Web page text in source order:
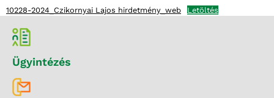
10228-2024_Czikornyai Lajos hirdetmény_web Letöltés
Ügyintézés